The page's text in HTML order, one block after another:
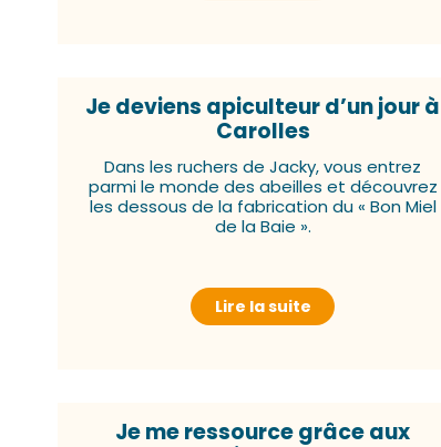
Je deviens apiculteur d’un jour à
Carolles
Dans les ruchers de Jacky, vous entrez
parmi le monde des abeilles et découvrez
les dessous de la fabrication du « Bon Miel
de la Baie ».
Lire la suite
Je me ressource grâce aux